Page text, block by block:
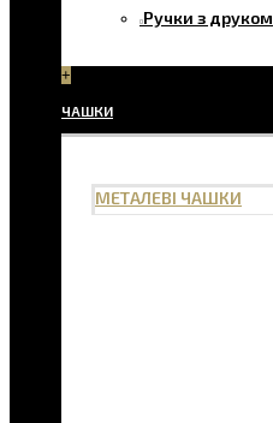
Ручки з друком
+
ЧАШКИ
МЕТАЛЕВІ ЧАШКИ